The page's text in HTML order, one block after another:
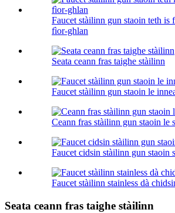
Faucet stàilinn gun staoin teth is
fìor-ghlan
Seata ceann fras taighe stàilinn
Faucet stàilinn gun staoin le
Ceann fras stàilinn gun staoin le
Faucet cidsin stàilinn gun staoin
Faucet stàilinn stainless dà
Seata ceann fras taighe stàilinn